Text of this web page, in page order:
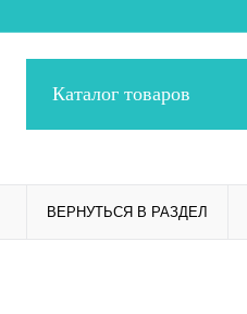
Каталог товаров
ВЕРНУТЬСЯ В РАЗДЕЛ